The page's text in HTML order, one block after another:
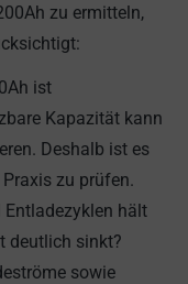
zu ermitteln,
ist
Kapazität kann
Deshalb ist es
zu prüfen.
Entladezyklen hält
deutlich sinkt?
sowie